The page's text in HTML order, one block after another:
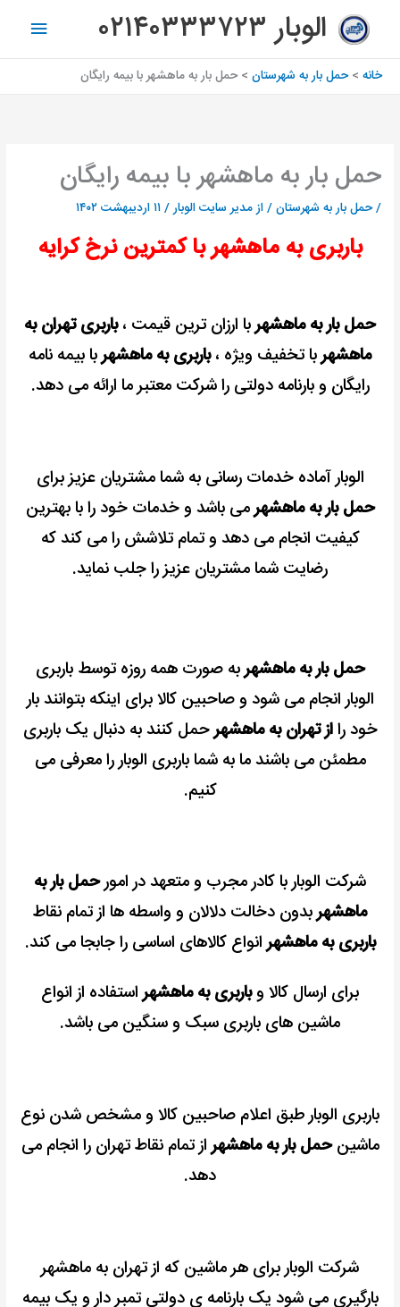
محتوا
الوبار ۰۲۱۴۰۳۳۳۷۲۳
اصلی
خانه حمل بار به شهرستان حمل بار به ماهشهر با بیمه رایگان
حمل بار به ماهشهر با بیمه رایگان
/حمل بار به شهرستان/ ازمدیر سایت الوبار/۱۱ اردیبهشت ۱۴۰۲
باربری به ماهشهر با کمترین نرخ کرایه
حمل بار به ماهشهربا ارزان ترین قیمت ،باربری تهران به
ماهشهربا تخفیف ویژه ،باربری به ماهشهربا بیمه نامه
رایگان و بارنامه دولتی را شرکت معتبر ما ارائه می دهد.
الوبار آماده خدمات رسانی به شما مشتریان عزیز برای
حمل بار به ماهشهرمی باشد و خدمات خود را با بهترین
کیفیت انجام می دهد و تمام تلاشش را می کند که
رضایت شما مشتریان عزیز را جلب نماید.
حمل بار به ماهشهربه صورت همه روزه توسط باربری
الوبار انجام می شود وصاحبین کالا برای اینکه بتوانند بار
خود رااز تهران به ماهشهرحمل کنند به دنبال یک باربری
مطمئن می باشند ما به شما باربری الوباررا معرفی می
کنیم.
شرکت الوبار با کادر مجرب و متعهد در امورحمل بار به
ماهشهربدون دخالت دلالان و واسطه ها از تمام نقاط
باربری به ماهشهرانواع کالاهای اساسی را جابجا می کند.
برای ارسال کالا وباربری به ماهشهراستفاده از انواع
ماشین های باربری سبک و سنگین می باشد.
باربری الوبار طبق اعلام صاحبین کالا و مشخص شدن نوع
ماشینحمل بار به ماهشهراز تمام نقاط تهران را انجام می
دهد.
شرکت الوبار برای هر ماشین که از تهران به ماهشهر
بارگیری می شود یک بارنامه ی دولتی تمبر دار و یک بیمه